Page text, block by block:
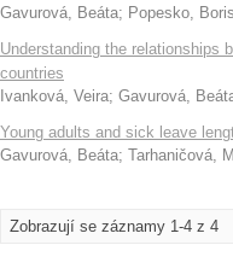
Gavurová, Beáta; Popesko, Boris
Understanding the relationships
countries
Ivanková, Veira; Gavurová,
Young adults and sick leave
Gavurová, Beáta; Tarhaničová,
Zobrazují se záznamy 1-4 z 4